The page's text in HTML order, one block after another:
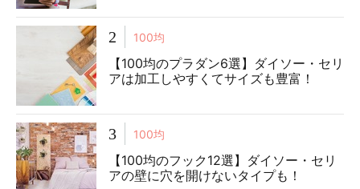
2 100均
【100均のプラダン6選】ダイソー・セリ
アは加工しやすくてサイズも豊富！
3 100均
【100均のフック12選】ダイソー・セリ
アの壁に穴を開けないタイプも！